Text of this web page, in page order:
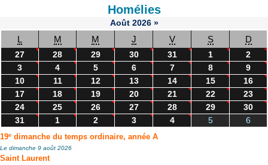
Homélies
Août 2026 »
L M M J V S D
27 28 29 30 31 1
2
3
4 5 6 7 8
9
10
11 12 13 14 15
16
17
18 19 20 21 22
23
24
25 26 27 28 29
30
31
1 2 3 4 5 6
19e dimanche du temps ordinaire, année A
Le dimanche 9 août 2026
Saint Laurent